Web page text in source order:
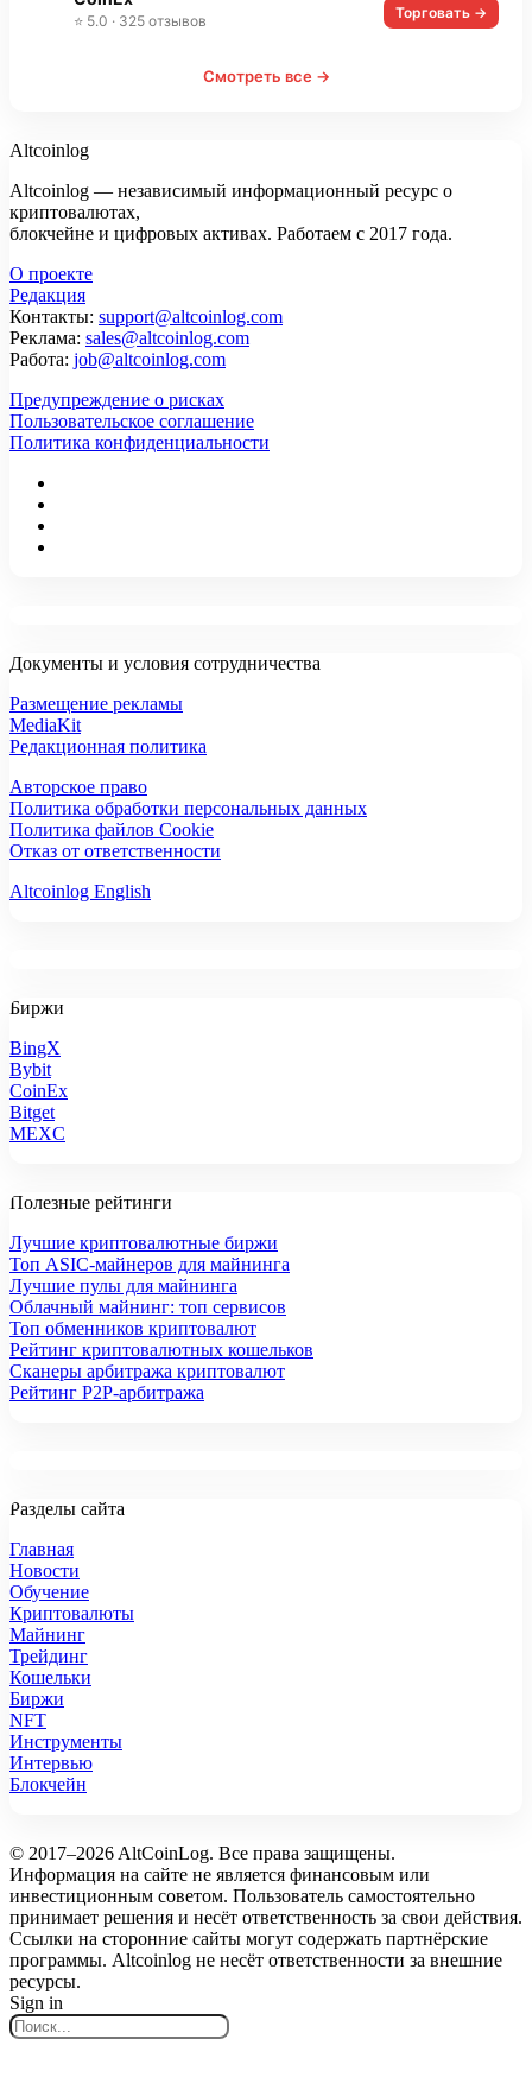
⭐ 5.0 · 325 отзывов Торговать →
Смотреть все →
Altcoinlog
Altcoinlog — независимый информационный ресурс о
криптовалютах,
блокчейне и цифровых активах. Работаем с 2017 года.
О проекте
Редакция
Контакты: support@altcoinlog.com
Реклама: sales@altcoinlog.com
Работа: job@altcoinlog.com
Предупреждение о рисках
Пользовательское соглашение
Политика конфиденциальности
Документы и условия сотрудничества
Размещение рекламы
MediaKit
Редакционная политика
Авторское право
Политика обработки персональных данных
Политика файлов Cookie
Отказ от ответственности
Altcoinlog English
Биржи
BingX
Bybit
CoinEx
Bitget
MEXC
Полезные рейтинги
Лучшие криптовалютные биржи
Топ ASIC-майнеров для майнинга
Лучшие пулы для майнинга
Облачный майнинг: топ сервисов
Топ обменников криптовалют
Рейтинг криптовалютных кошельков
Сканеры арбитража криптовалют
Рейтинг P2P-арбитража
Разделы сайта
Главная
Новости
Обучение
Криптовалюты
Майнинг
Трейдинг
Кошельки
Биржи
NFT
Инструменты
Интервью
Блокчейн
© 2017–2026 AltCoinLog. Все права защищены.
Информация на сайте не является финансовым или
инвестиционным советом. Пользователь самостоятельно
принимает решения и несёт ответственность за свои действия.
Ссылки на сторонние сайты могут содержать партнёрские
программы. Altcoinlog не несёт ответственности за внешние
ресурсы.
Sign in